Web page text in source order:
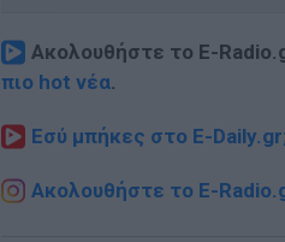
Ακολουθήστε το E-
πιο hot νέα.
Εσύ μπήκες στο E-
Ακολουθήστε το E-